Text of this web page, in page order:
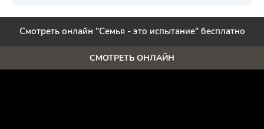
Смотреть онлайн "Семья - это испытание" бесплатно
СМОТРЕТЬ ОНЛАЙН